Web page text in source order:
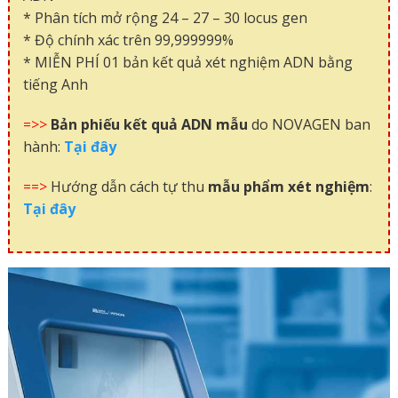
* Phân tích mở rộng 24 – 27 – 30 locus gen
* Độ chính xác trên 99,999999%
* MIỄN PHÍ 01 bản kết quả xét nghiệm ADN bằng
tiếng Anh
=>> Bản phiếu kết quả ADN mẫu do NOVAGEN ban
hành: Tại đây
==>Hướng dẫn cách tự thu mẫu phẩm xét nghiệm:
Tại đây